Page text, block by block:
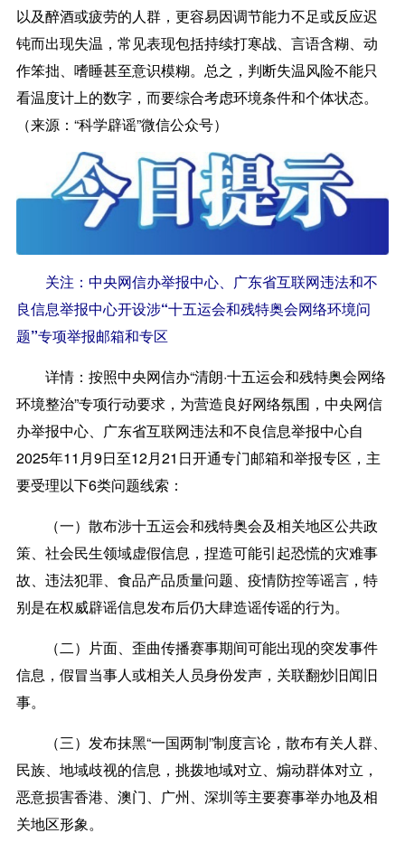
以及醉酒或疲劳的人群，更容易因调节能力不足或反应迟
钝而出现失温，常见表现包括持续打寒战、言语含糊、动
作笨拙、嗜睡甚至意识模糊。总之，判断失温风险不能只
看温度计上的数字，而要综合考虑环境条件和个体状态。
（来源：“科学辟谣”微信公众号）
关注：中央网信办举报中心、广东省互联网违法和不
良信息举报中心开设涉“十五运会和残特奥会网络环境问
题”专项举报邮箱和专区
详情： 按照中央网信办“清朗·十五运会和残特奥会网络
环境整治”专项行动要求，为营造良好网络氛围，中央网信
办举报中心、广东省互联网违法和不良信息举报中心自
2025年11月9日至12月21日开通专门邮箱和举报专区，主
要受理以下6类问题线索：
（一）散布涉十五运会和残特奥会及相关地区公共政
策、社会民生领域虚假信息，捏造可能引起恐慌的灾难事
故、违法犯罪、食品产品质量问题、疫情防控等谣言，特
别是在权威辟谣信息发布后仍大肆造谣传谣的行为。
（二）片面、歪曲传播赛事期间可能出现的突发事件
信息，假冒当事人或相关人员身份发声，关联翻炒旧闻旧
事。
（三）发布抹黑“一国两制”制度言论，散布有关人群、
民族、地域歧视的信息，挑拨地域对立、煽动群体对立，
恶意损害香港、澳门、广州、深圳等主要赛事举办地及相
关地区形象。